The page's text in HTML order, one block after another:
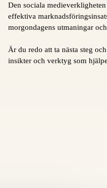
Den sociala
effektiva
morgondagens utmaningar
Är du redo att ta nästa steg
insikter och verktyg som